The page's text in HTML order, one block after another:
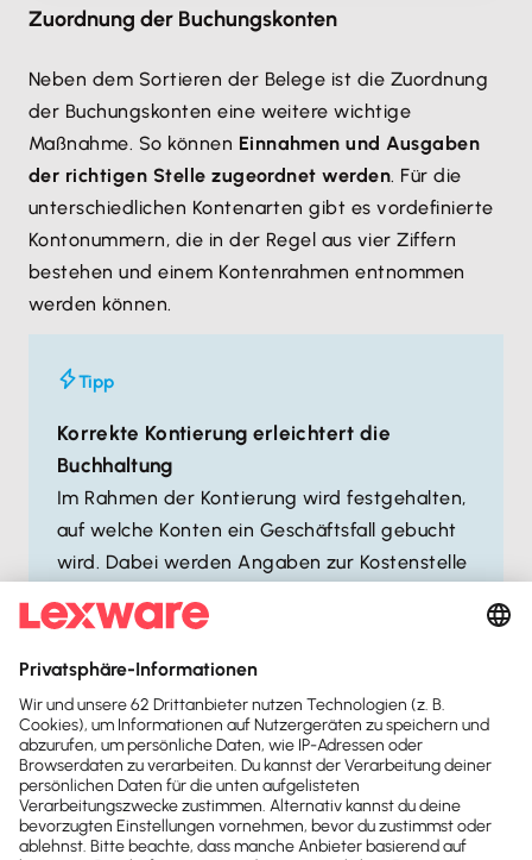
Zuordnung der Buchungskonten
Neben dem Sortieren der Belege ist die Zuordnung
der Buchungskonten eine weitere wichtige
Maßnahme. So können Einnahmen und Ausgaben
der richtigen Stelle zugeordnet werden. Für die
unterschiedlichen Kontenarten gibt es vordefinierte
Kontonummern, die in der Regel aus vier Ziffern
bestehen und einem Kontenrahmen entnommen
werden können.
Tipp
Korrekte Kontierung erleichtert die
Buchhaltung
Im Rahmen der Kontierung wird festgehalten,
auf welche Konten ein Geschäftsfall gebucht
wird. Dabei werden Angaben zur Kostenstelle
Buchungssatz vordefiniert. So wird klar,
welche Konten jeweils im Haben und im Soll
Buchhaltungssoftware von Lexware
unterstützt dich dabei und macht es dir
möglich, deine Buchhaltung ganz leicht selbst
zu erledigen.